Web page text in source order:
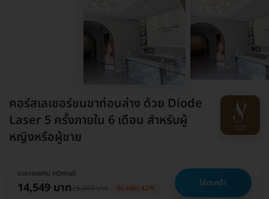
คอร์สเลเซอร์ขนขาท่อนล่าง ด้วย Diode
Laser 5 ครั้งภายใน 6 เดือน สำหรับผู้
หญิงหรือผู้ชาย
ราคาจองกับ HDmall
14,549 บาท25,000 บาท ประหยัด 42% ใส่ตะกร้า